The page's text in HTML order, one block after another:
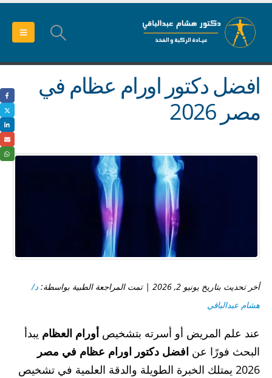
افضل دكتور اورام عظام في
مصر 2026
أخر تحديث بتاريخ يونيو 2, 2026 | تمت المراجعة الطبية بواسطة:
د/
هشام عبدالباقي
عند علم المريض أو أسرته بتشخيص أورام العظام يبدأ
البحث فورًا عن افضل دكتور اورام عظام في مصر
2026 يمتلك الخبرة الطويلة والدقة العلمية في تشخيص